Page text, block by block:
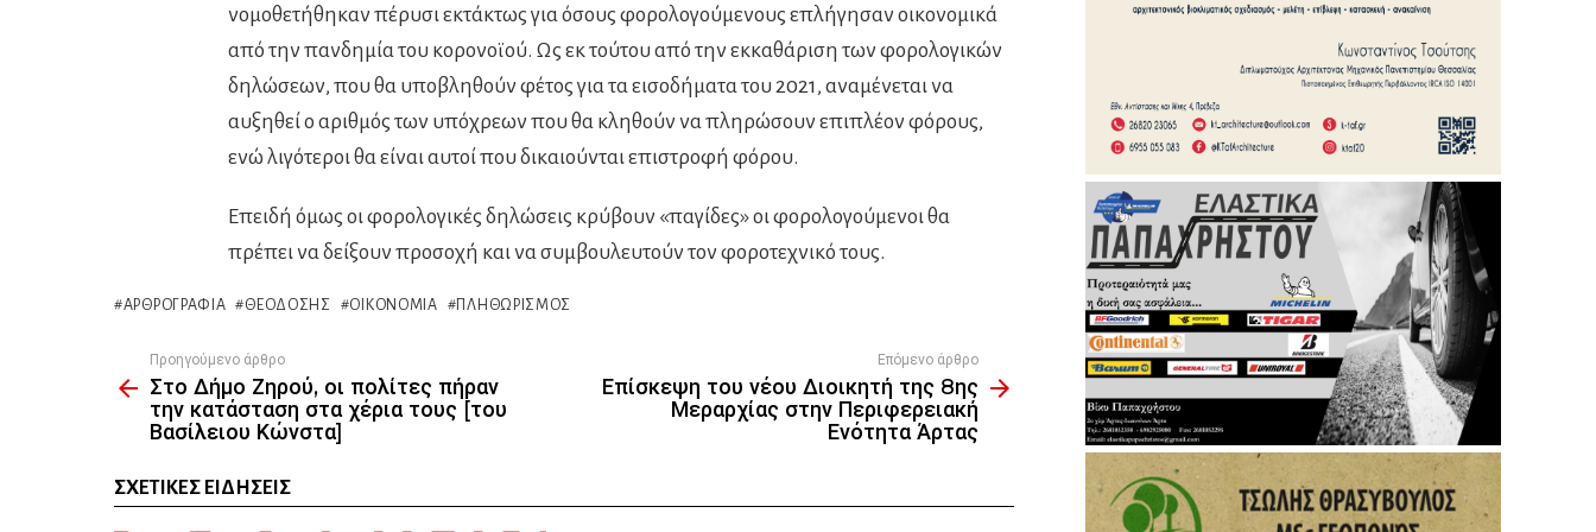
νομοθετήθηκαν πέρυσι εκτάκτως για όσους φορολογούμενους επλήγησαν οικονομικά
από την πανδημία του κορονοϊού. Ως εκ τούτου από την εκκαθάριση των φορολογικών
δηλώσεων, που θα υποβληθούν φέτος για τα εισοδήματα του 2021, αναμένεται να
αυξηθεί ο αριθμός των υπόχρεων που θα κληθούν να πληρώσουν επιπλέον φόρους,
ενώ λιγότεροι θα είναι αυτοί που δικαιούνται επιστροφή φόρου.
Επειδή όμως οι φορολογικές δηλώσεις κρύβουν «παγίδες» οι φορολογούμενοι θα
πρέπει να δείξουν προσοχή και να συμβουλευτούν τον φοροτεχνικό τους.
ΑΡΘΡΟΓΡΑΦΊΑ ΘΕΟΔΌΣΗΣ ΟΙΚΟΝΟΜΊΑ ΠΛΗΘΩΡΙΣΜΌΣ
more
Προηγούμενο άρθρο
Στο Δήμο Ζηρού, οι πολίτες πήραν
την κατάσταση στα χέρια τους [του
Βασίλειου Κώνστα]
Επόμενο άρθρο
Επίσκεψη του νέου Διοικητή της 8ης
Μεραρχίας στην Περιφερειακή
Ενότητα Άρτας
ΣΧΕΤΙΚΈΣ ΕΙΔΉΣΕΙΣ